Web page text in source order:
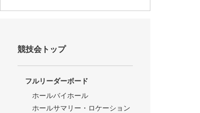
競技会トップ
フルリーダーボード
ホールバイホール
ホールサマリー・ロケーション